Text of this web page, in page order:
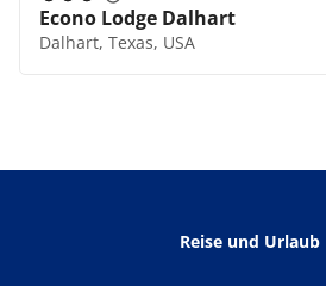
Econo Lodge Dalhart
Dalhart, Texas, USA
Reise und Urlaub